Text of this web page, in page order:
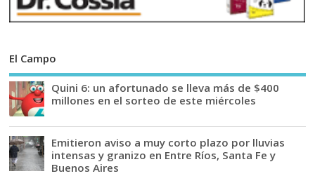
El Campo
Quini 6: un afortunado se lleva más de $400
millones en el sorteo de este miércoles
Emitieron aviso a muy corto plazo por lluvias
intensas y granizo en Entre Ríos, Santa Fe y
Buenos Aires